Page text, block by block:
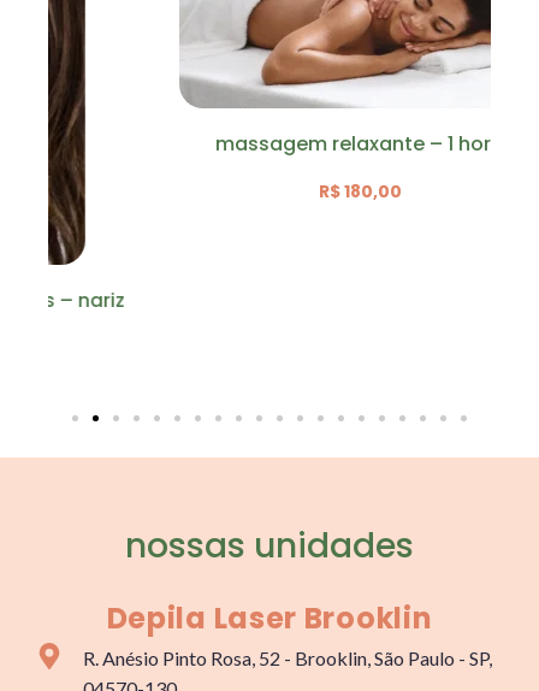
massagem relaxante – 1 hora
nossas unidades
Depila Laser Brooklin
R. Anésio Pinto Rosa, 52 - Brooklin, São Paulo - SP,